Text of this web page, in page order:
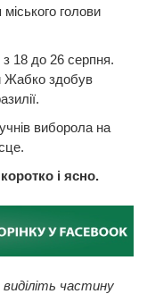
голови
18 до 26 серпня.
Жабко здобув
виборола на
і ясно.
частину